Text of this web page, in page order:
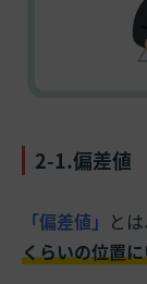
2-1.偏差値
「偏差値」 とは
くらいの位置